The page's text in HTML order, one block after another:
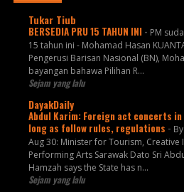
Tukar Tiub
BERSEDIA PRU 15 TAHUN INI - PM
15 tahun ini - Mohamad Hasan
Pengerusi Barisan Nasional (BN),
bayangan bahawa Pilihan R...
Sejam yang lalu
DayakDaily
Abdul Karim: Foreign act concerts in
long as follow rules, regulations -
Aug 30: Minister for Tourism, Creative
Performing Arts Sarawak Dato Sri
Hamzah says the State has n...
Sejam yang lalu